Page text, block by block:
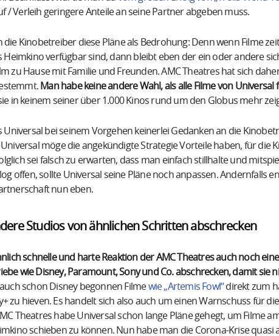
/ Verleih geringere Anteile an seine Partner abgeben muss.
die Kinobetreiber diese Pläne als Bedrohung: Denn wenn Filme
Heimkino verfügbar sind, dann bleibt eben der ein oder andere
zu Hause mit Familie und Freunden. AMC Theatres hat sich
Man habe keine andere Wahl, als alle Filme von Universal
in keinem seiner über 1.000 Kinos rund um den Globus mehr
Universal bei seinem Vorgehen keinerlei Gedanken an die
möge die angekündigte Strategie Vorteile haben, für die
sei falsch zu erwarten, dass man einfach stillhalte und
offen, sollte Universal seine Pläne noch anpassen. Andernfalls
nun eben.
Studios von ähnlichen Schritten abschrecken
schnelle und harte Reaktion der AMC Theatres auch noch
wie Disney, Paramount, Sony und Co. abschrecken, damit sie
schon Disney begonnen Filmewie „Artemis Fowl“ direkt zum
zu hieven. Es handelt sich also auch um einen Warnschuss für
Theatres habe Universal schon lange Pläne gehegt, um Filme
schieben zu können. Nun habe man die Corona-Krise quasi